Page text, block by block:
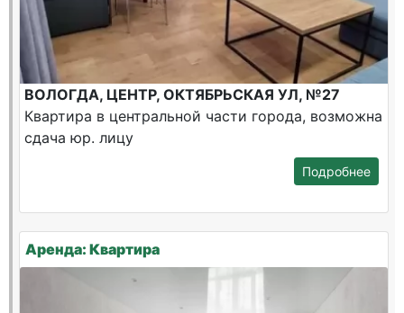
ВОЛОГДА, ЦЕНТР, ОКТЯБРЬСКАЯ УЛ, №27
Квартира в центральной части города, возможна
сдача юр. лицу
Подробнее
Аренда: Квартира